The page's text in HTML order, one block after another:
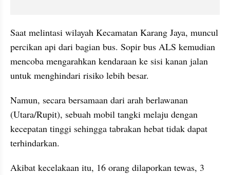
Saat melintasi wilayah Kecamatan Karang Jaya, muncul
percikan api dari bagian bus. ​Sopir bus ALS kemudian
mencoba mengarahkan kendaraan ke sisi kanan jalan
untuk menghindari risiko lebih besar.
Namun, secara bersamaan dari arah berlawanan
(Utara/Rupit), sebuah mobil tangki melaju dengan
kecepatan tinggi sehingga tabrakan hebat tidak dapat
terhindarkan.
Akibat kecelakaan itu, 16 orang dilaporkan tewas, 3